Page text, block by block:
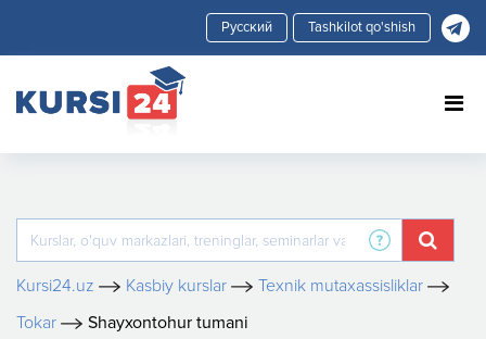
Tashkilot qo'shish
Kursi24.uz Kasbiy kurslar
Texnik mutaxassisliklar
Tokar
Shayxontohur tumani